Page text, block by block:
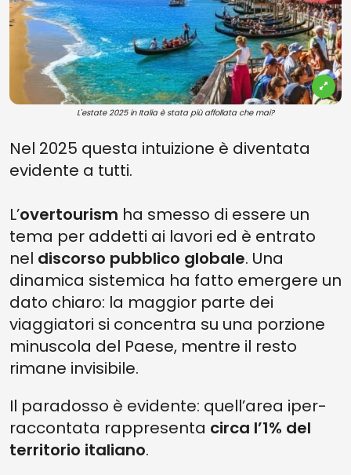
L'estate 2025 in Italia è stata più affollata che mai?
Nel 2025 questa intuizione è diventata
evidente a tutti.
L’overtourism ha smesso di essere un
tema per addetti ai lavori ed è entrato
nel discorso pubblico globale. Una
dinamica sistemica ha fatto emergere un
dato chiaro: la maggior parte dei
viaggiatori si concentra su una porzione
minuscola del Paese, mentre il resto
rimane invisibile.
Il paradosso è evidente: quell’area iper-
raccontata rappresenta circa l’1% del
territorio italiano.